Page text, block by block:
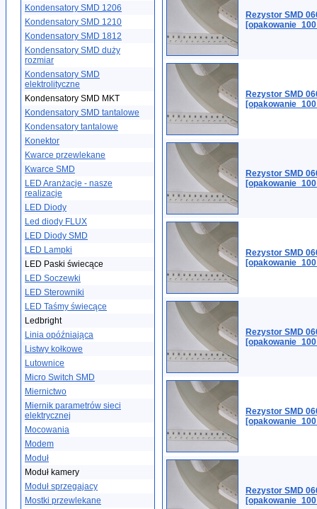
Kondensatory SMD 1206
Kondensatory SMD 1210
Kondensatory SMD 1812
Kondensatory SMD duży
rozmiar
Kondensatory SMD
elektrolityczne
Kondensatory SMD MKT
Kondensatory SMD tantalowe
Kondensatory tantalowe
Konektor
Kwarce przewlekane
Kwarce SMD
LED Aranżacje - nasze
realizacje
LED Diody
Led diody FLUX
LED Diody SMD
LED Lampki
LED Paski świecące
LED Soczewki
LED Sterowniki
LED Taśmy świecące
Ledbright
Linia opóźniająca
Listwy kołkowe
Lutownice
Micro Switch SMD
Miernictwo
Miernik parametrów sieci
elektrycznej
Mocowania
Modem
Moduł
Moduł kamery
Moduł sprzegajacy
Mostki przewlekane
Rezystor SMD
Rezystor SMD
Rezystor SMD
Rezystor SMD
Rezystor SMD
Rezystor SMD
Rezystor SMD